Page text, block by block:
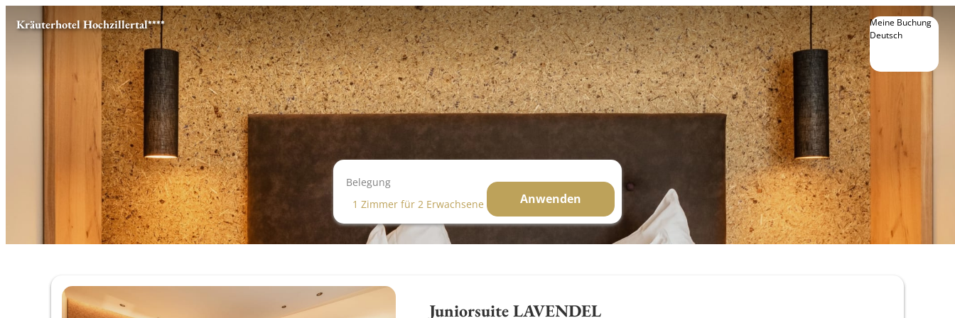
Kräuterhotel Hochzillertal****
Belegung
1 Zimmer für 2 Erwachsene Anwenden
Meine Buchung
Deutsch
Unsere Angebote im Zimmer "Juniorsuite LAVENDEL"
Juniorsuite LAVENDEL